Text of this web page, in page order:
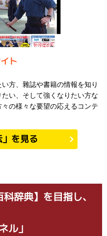
ト
方、雜誌や書籍の情報を知り
い、そして強くなりたい方な
の様々な要望の応えるコンテ
」を見る
辞典】を目指し、
ル」